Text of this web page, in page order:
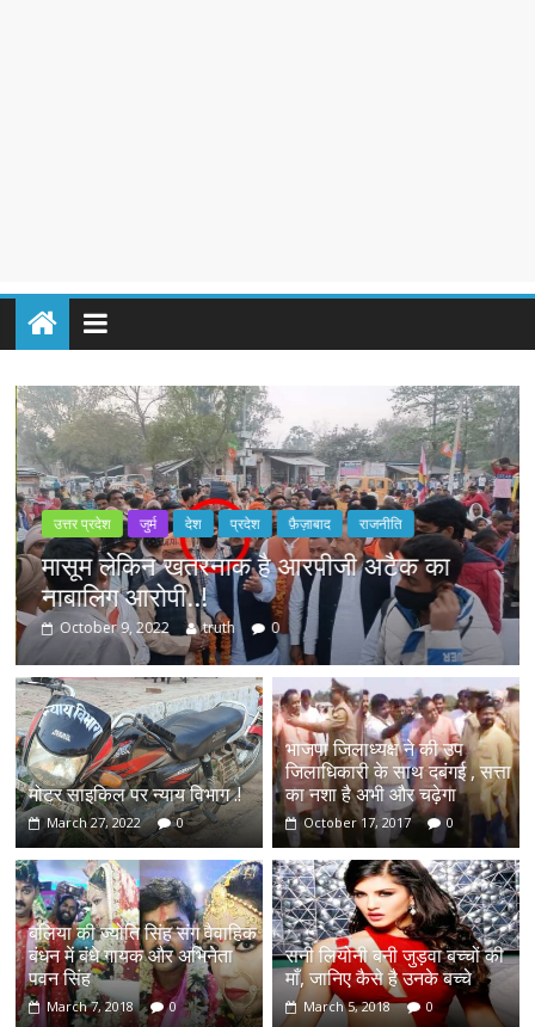
उत्तर प्रदेश जुर्म देश प्रदेश फ़ैज़ाबाद राजनीति
मासूम लेकिन खतरनाक है आरपीजी अटैक का
नाबालिग आरोपी..!
October 9, 2022 truth 0
मोटर साइकिल पर न्याय विभाग .!
March 27, 2022 0
भाजपा जिलाध्यक्ष ने की उप
जिलाधिकारी के साथ दबंगई , सत्ता
का नशा है अभी और चढ़ेगा
October 17, 2017 0
बलिया की ज्योति सिंह संग वैवाहिक
बंधन में बंधे गायक और अभिनेता
पवन सिंह
March 7, 2018 0
सनी लियोनी बनी जुड़वा बच्चों की
माँ, जानिए कैसे है उनके बच्चे
March 5, 2018 0